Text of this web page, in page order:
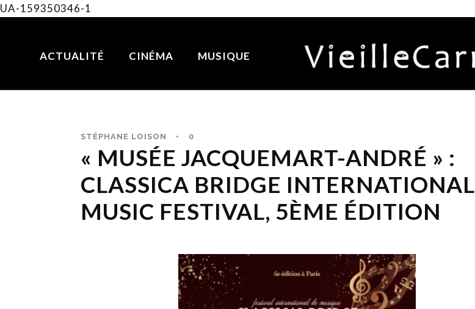
UA-159350346-1
ACTUALITÉ CINÉMA MUSIQUE
STÉPHANE LOISON • 0
« MUSÉE JACQUEMART-ANDRÉ » :
CLASSICA BRIDGE INTERNATIONAL
MUSIC FESTIVAL, 5ÈME ÉDITION